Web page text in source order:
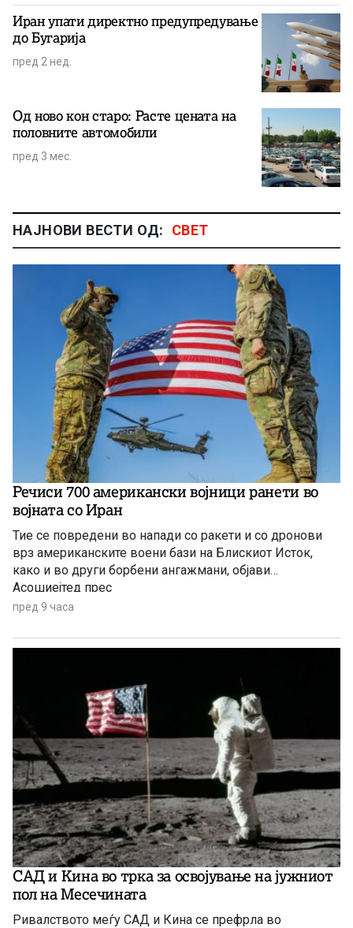
Иран упати директно предупредување
до Бугарија
пред 2 нед.
Од ново кон старо: Расте цената на
половните автомобили
пред 3 мес.
НАЈНОВИ ВЕСТИ ОД: СВЕТ
Речиси 700 американски војници ранети во
војната со Иран
Тие се повредени во напади со ракети и со дронови
врз американските воени бази на Блискиот Исток,
како и во други борбени ангажмани, објави
Асошиејтед прес
пред 9 часа
САД и Кина во трка за освојување на јужниот
пол на Месечината
Ривалството меѓу САД и Кина се префрла во